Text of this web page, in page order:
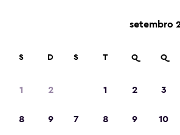
de 2023
S D
1 2
8 9
setembro
S T Q Q
1 2 3
7 8 9 10